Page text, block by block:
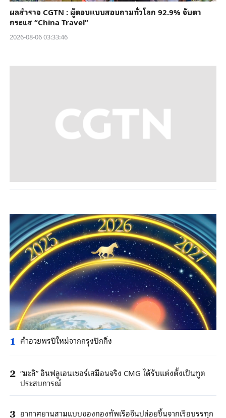
ผลสำรวจ CGTN : ผู้ตอบแบบสอบถามทั่วโลก 92.9% จับตา
กระแส “China Travel”
2026-08-06 03:33:46
1 คำอวยพรปีใหม่จากกรุงปักกิ่ง
2 “มะลิ” อินฟลูเอนเซอร์เสมือนจริง CMG ได้รับแต่งตั้งเป็นทูต
ประสบการณ์
3 อากาศยานสามแบบของกองทัพเรือจีนปล่อยขึ้นจากเรือบรรทุก